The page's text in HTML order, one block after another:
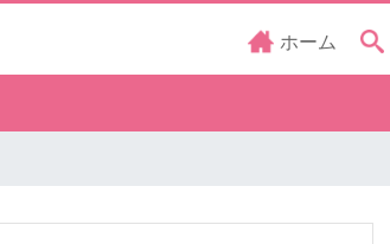
ホーム